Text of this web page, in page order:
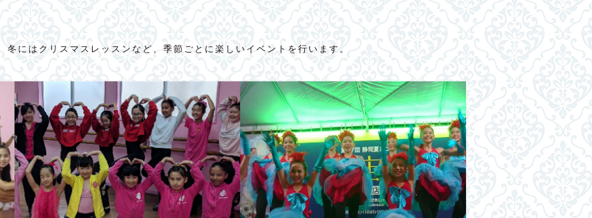
にはクリスマスレッスンなど、季節ごとに楽しいイベントを行います。